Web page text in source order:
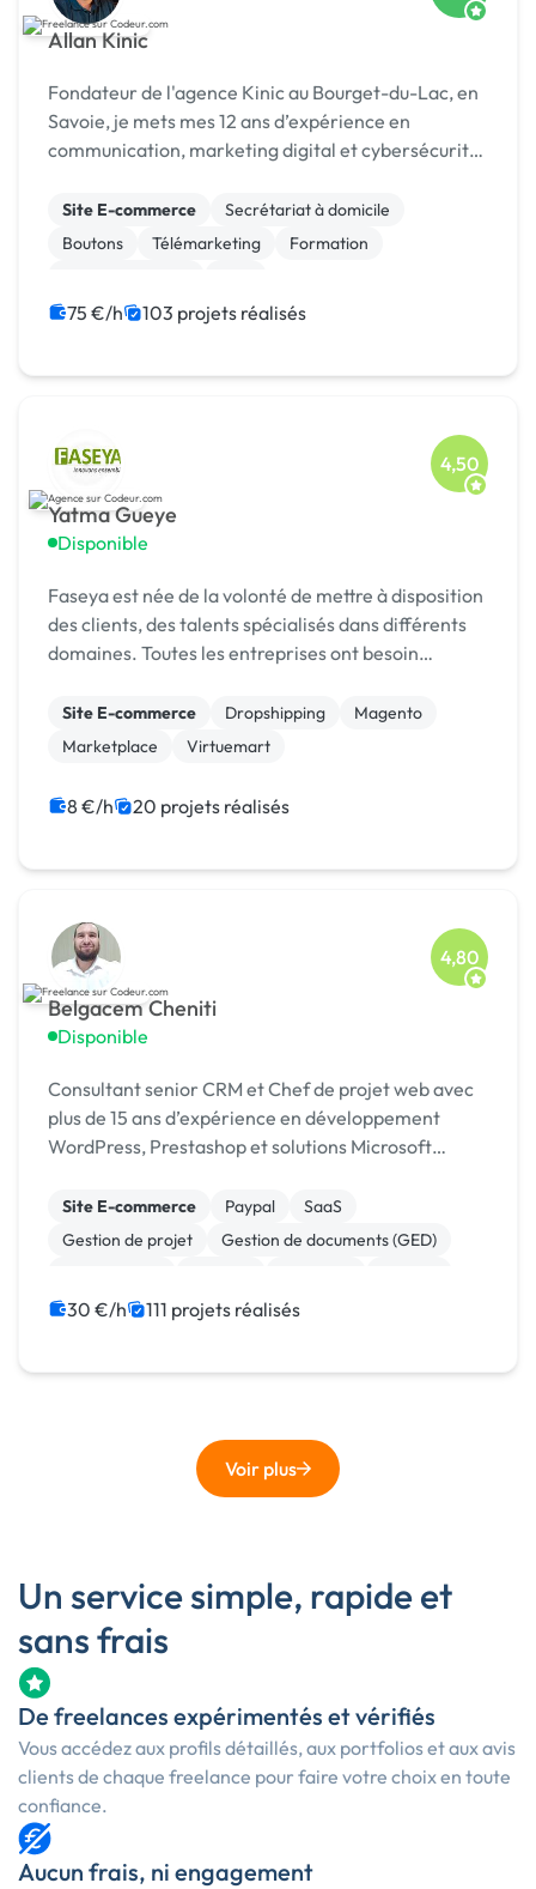
Allan Kinic
Fondateur de l'agence Kinic au Bourget-du-Lac, en
Savoie, je mets mes 12 ans d’expérience en
communication, marketing digital et cybersécurité
le secteur du sport, je conçois des stratégies de
mar...
Site E-commerce
Secrétariat à domicile
Boutons
Télémarketing
Formation
Campagne display avec bannières
75 €/h 103 projets réalisés
Yatma Gueye
Disponible
4,50
Faseya est née de la volonté de mettre à disposition
des clients, des talents spécialisés dans différents
domaines. Toutes les entreprises ont besoin
ses
Site E-commerce Dropshipping
Magento
Marketplace
Virtuemart
8 €/h 20 projets réalisés
Belgacem Cheniti
Disponible
4,80
Consultant senior CRM et Chef de projet web avec
plus de 15 ans d’expérience en développement
WordPress, Prestashop et solutions Microsoft
Site E-commerce Paypal
SaaS
Gestion de projet
Gestion de documents (GED)
React
30 €/h 111 projets réalisés
Voir plus
Un service simple, rapide et
sans frais
De freelances expérimentés et vérifiés
Vous accédez aux profils détaillés, aux portfolios et aux avis
clients de chaque freelance pour faire votre choix en toute
confiance.
Aucun frais, ni engagement